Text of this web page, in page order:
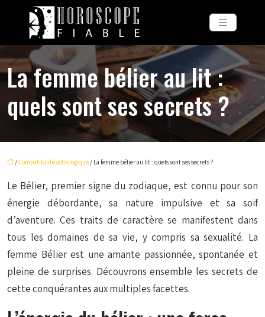
La femme bélier au lit :
quels sont ses secrets ?
/Compatibilité astrologique / La femme bélier au lit : quels sont ses secrets ?
Le Bélier, premier signe du zodiaque, est connu pour son
énergie débordante, sa nature impulsive et sa soif
d’aventure. Ces traits de caractère se manifestent dans
tous les domaines de sa vie, y compris sa sexualité. La
femme Bélier est une amante passionnée, spontanée et
pleine de surprises. Découvrons ensemble les secrets de
cette conquérantes aux multiples facettes.